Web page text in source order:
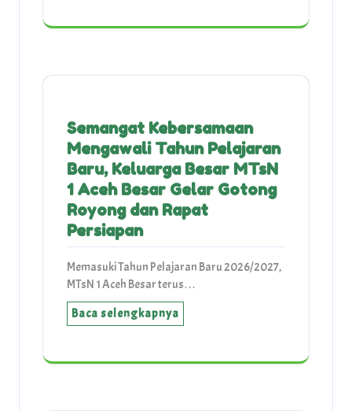
Semangat Kebersamaan
Mengawali Tahun Pelajaran
Baru, Keluarga Besar MTsN
1 Aceh Besar Gelar Gotong
Royong dan Rapat
Persiapan
Memasuki Tahun Pelajaran Baru 2026/2027,
MTsN 1 Aceh Besar terus…
Baca selengkapnya